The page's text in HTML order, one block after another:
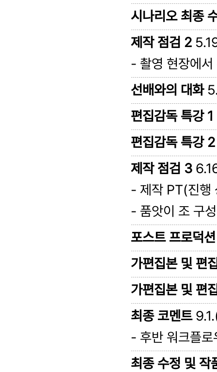
시나리오 최종
제작 점검 2
- 촬영 현장에서
선배와의 대화
편집감독 특강 1
편집감독 특강 2
제작 점검 3
- 제작 PT(진행
- 품앗이 조 구성
포스트 프로덕
가편집본 및 편
가편집본 및 편
최종 코멘트
- 후반 워크플로
최종 수정 및 작